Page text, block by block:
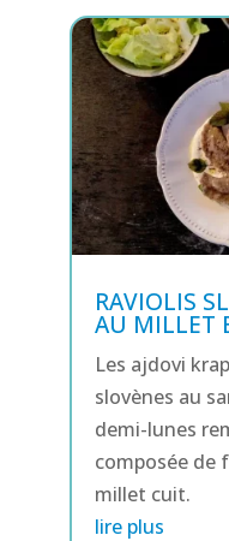
RAVIOLIS
AU MILLET
Les ajdovi
slovènes au
demi-lunes
composée de
millet cuit.
lire plus